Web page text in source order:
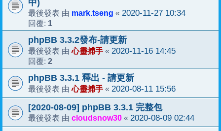
中)
最後發表 由 mark.tseng « 2020-11-27 10:34
回覆: 1
phpBB 3.3.2發布-請更新
最後發表 由心靈捕手 « 2020-11-16 14:45
回覆: 2
phpBB 3.3.1 釋出 - 請更新
最後發表 由心靈捕手 « 2020-08-11 15:56
[2020-08-09] phpBB 3.3.1 完整包
最後發表 由 cloudsnow30 « 2020-08-09 02:44